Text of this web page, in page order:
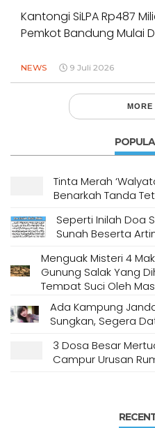
Kantongi SiLPA Rp487
Pemkot Bandung Mulai
NEWS 9 Juli 2026
MORE
Tinta Merah
Benarkah Tanda
Seperti Inilah Doa
Sunah Beserta
Menguak Misteri 4
Gunung Salak Yang
Tempat Suci Oleh
Ada Kampung
Sungkan, Segera
3 Dosa Besar
Campur Urusan